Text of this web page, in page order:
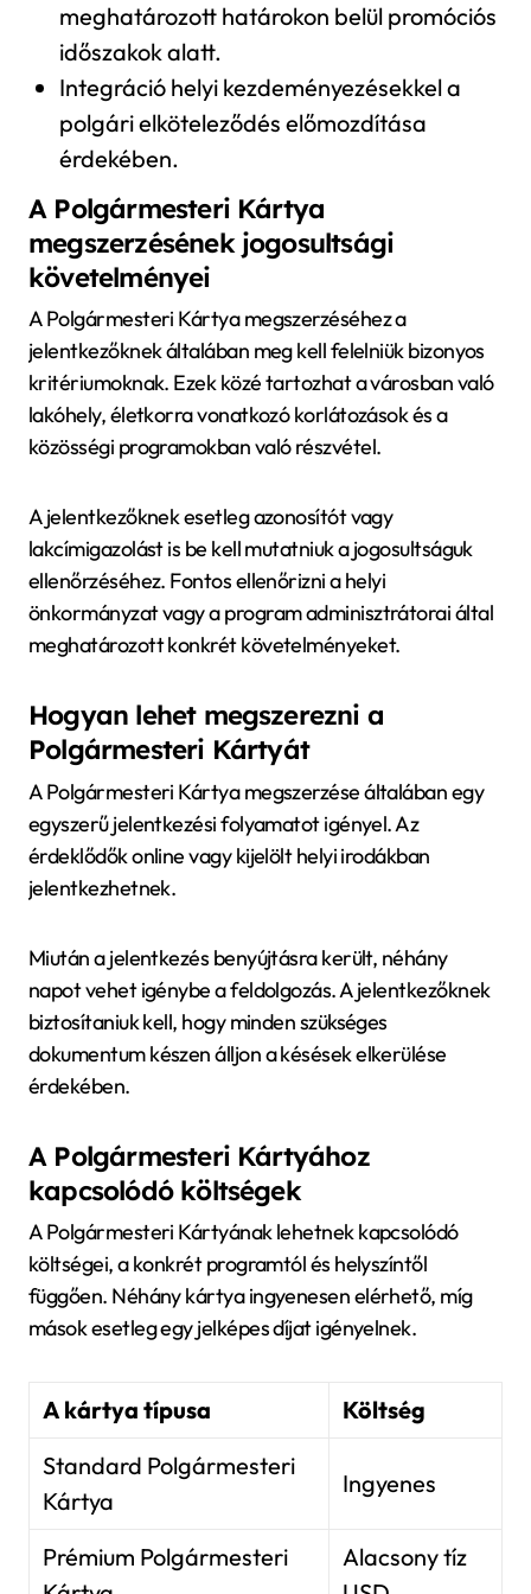
meghatározott határokon belül promóciós
időszakok alatt.
Integráció helyi kezdeményezésekkel a
polgári elköteleződés előmozdítása
érdekében.
A Polgármesteri Kártya
megszerzésének jogosultsági
követelményei
A Polgármesteri Kártya megszerzéséhez a
jelentkezőknek általában meg kell felelniük bizonyos
kritériumoknak. Ezek közé tartozhat a városban való
lakóhely, életkorra vonatkozó korlátozások és a
közösségi programokban való részvétel.
A jelentkezőknek esetleg azonosítót vagy
lakcímigazolást is be kell mutatniuk a jogosultságuk
ellenőrzéséhez. Fontos ellenőrizni a helyi
önkormányzat vagy a program adminisztrátorai által
meghatározott konkrét követelményeket.
Hogyan lehet megszerezni a
Polgármesteri Kártyát
A Polgármesteri Kártya megszerzése általában egy
egyszerű jelentkezési folyamatot igényel. Az
érdeklődők online vagy kijelölt helyi irodákban
jelentkezhetnek.
Miután a jelentkezés benyújtásra került, néhány
napot vehet igénybe a feldolgozás. A jelentkezőknek
biztosítaniuk kell, hogy minden szükséges
dokumentum készen álljon a késések elkerülése
érdekében.
A Polgármesteri Kártyához
kapcsolódó költségek
A Polgármesteri Kártyának lehetnek kapcsolódó
költségei, a konkrét programtól és helyszíntől
függően. Néhány kártya ingyenesen elérhető, míg
mások esetleg egy jelképes díjat igényelnek.
A kártya típusa
Költség
Standard Polgármesteri
Kártya
Ingyenes
Prémium Polgármesteri
Alacsony tíz